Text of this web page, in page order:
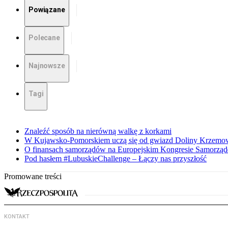
Powiązane
Polecane
Najnowsze
Tagi
Znaleźć sposób na nierówną walkę z korkami
W Kujawsko-Pomorskiem uczą się od gwiazd Doliny
O finansach samorządów na Europejskim Kongresie
Pod hasłem #LubuskieChallenge – Łączy nas przyszłość
Promowane treści
KONTAKT